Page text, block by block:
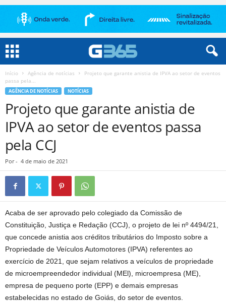
Início Agência de notícias
Projeto que garante anistia de IPVA ao setor de eventos
passa pela...
AGÊNCIA DE NOTÍCIAS NOTÍCIAS
Projeto que garante anistia de
IPVA ao setor de eventos passa
pela CCJ
Por - 4 de maio de 2021
Acaba de ser aprovado pelo colegiado da Comissão de
Constituição, Justiça e Redação (CCJ), o projeto de lei nº 4494/21,
que concede anistia aos créditos tributários do Imposto sobre a
Propriedade de Veículos Automotores (IPVA) referentes ao
exercício de 2021, que sejam relativos a veículos de propriedade
de microempreendedor individual (MEl), microempresa (ME),
empresa de pequeno porte (EPP) e demais empresas
estabelecidas no estado de Goiás, do setor de eventos.